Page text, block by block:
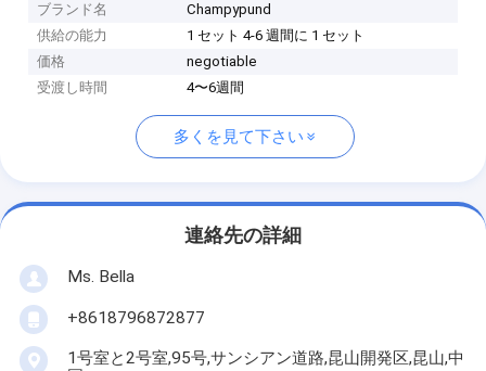
ブランド名
Champypund
供給の能力
1 セット 4-6 週間に 1 セット
価格
negotiable
受渡し時間
4〜6週間
多くを見て下さい
連絡先の詳細
Ms. Bella
+8618796872877
1号室と2号室,95号,サンシアン道路,昆山開発区,昆山,中